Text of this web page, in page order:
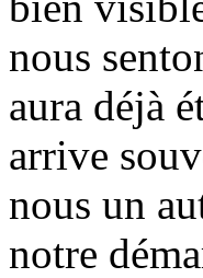
nous
aura déjà
arrive
nous un
notre